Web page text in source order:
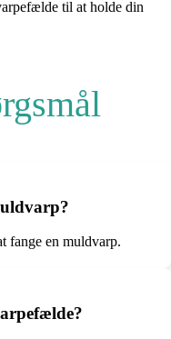
til at holde din
fange en muldvarp.